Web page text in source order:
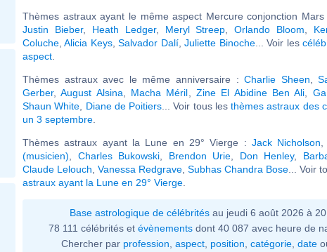
Thèmes astraux ayant le même aspect Mercure conjonction
Justin Bieber, Heath Ledger, Meryl Streep ,Orlando Bloom
Coluche ,Alicia Keys,Salvador Dalí,Juliette Binoche... Voir les
aspect
Thèmes astraux avec le même anniversaire :Charlie Sheen ,
Gerber,August Alsina Macha Méril Zine El Abidine Ben Ali
Shaun White
Diane de Poitiers ... Voir tous les thèmes astraux des
un 3 septembre
Thèmes astraux ayant la Lune en 29° Vierge : Jack Nicholson
(musicien)
Charles Bukowski Brendon Urie Don Henley,
Claude Lelouch Vanessa Redgrave Subhas Chandra Bose ... Voir
astraux ayant la Lune en 29° Vierge
Base astrologique de célébritésau jeudi 6 août 2026 à
78 111 célébrités et évènements dont 40 087 avec heure de
Chercher par profession aspect position catégorie date